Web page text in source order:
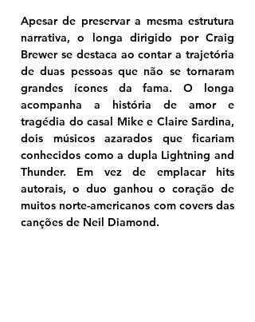
Apesar de preservar a mesma estrutura
narrativa, o longa dirigido por Craig
Brewer se destaca ao contar a trajetória
de duas pessoas que não se tornaram
grandes ícones da fama. O longa
acompanha a história de amor e
tragédia do casal Mike e Claire Sardina,
dois músicos azarados que ficariam
conhecidos como a dupla Lightning and
Thunder. Em vez de emplacar hits
autorais, o duo ganhou o coração de
muitos norte-americanos com covers das
canções de Neil Diamond.